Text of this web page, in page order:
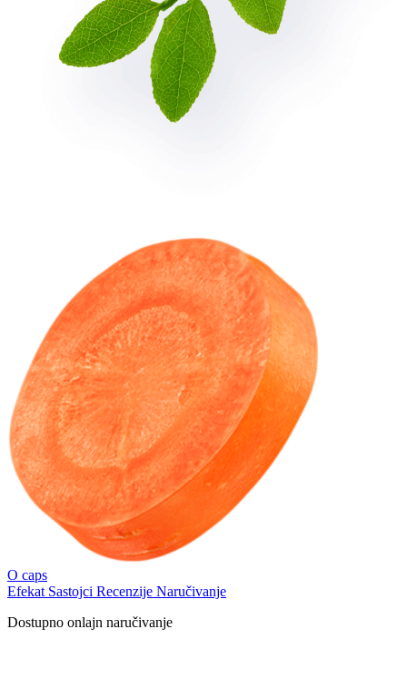
O caps
Efekat Sastojci Recenzije Naručivanje
Dostupno onlajn naručivanje